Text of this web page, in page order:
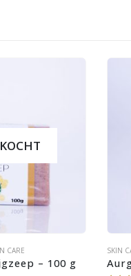
CARE
– 100 g
SKIN